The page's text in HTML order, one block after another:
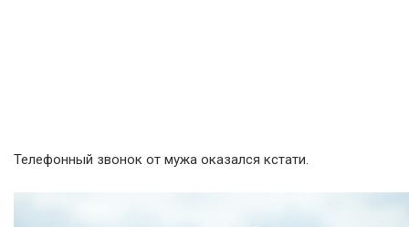
Телефонный звонок от мужа оказался кстати.